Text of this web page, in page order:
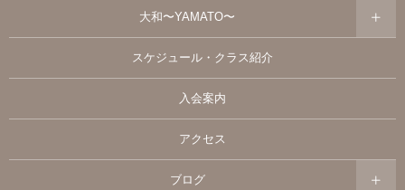
大和〜YAMATO〜
スケジュール・クラス紹介
入会案内
アクセス
ブログ